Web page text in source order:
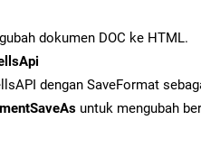
dokumen DOC ke HTML.
dengan SaveFormat
untuk mengubah